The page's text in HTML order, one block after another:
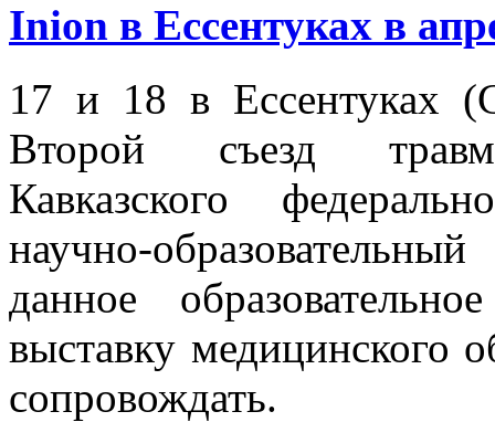
Inion в Ессентуках в
17 и 18 в Ессентуках
Второй съезд
Кавказского
научно-
данное
выставку медицинского
сопровождать.